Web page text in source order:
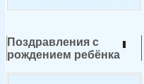
Поздравления с
рождением ребёнка